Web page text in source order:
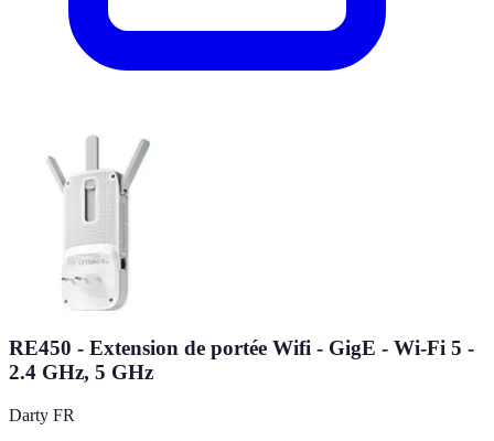
RE450 - Extension de portée Wifi - GigE - Wi-Fi 5 -
2.4 GHz, 5 GHz
Darty FR